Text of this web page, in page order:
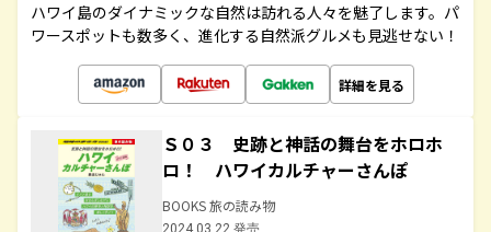
ハワイ島のダイナミックな自然は訪れる人々を魅了します。パ
ワースポットも数多く、進化する自然派グルメも見逃せない！
詳細を見る
Ｓ０３ 史跡と神話の舞台をホロホ
ロ！ ハワイカルチャーさんぽ
BOOKS 旅の読み物
2024.03.22 発売